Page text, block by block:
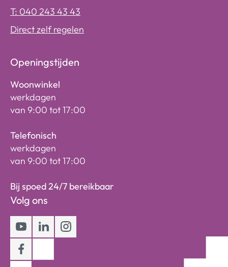
T: 040 243 43 43
Direct zelf regelen
Openingstijden
Woonwinkel
werkdagen
van 9:00 tot 17:00
Telefonisch
werkdagen
van 9:00 tot 17:00
Bij spoed 24/7 bereikbaar
Volg ons
Youtube
LinkedInInstagram
Facebook